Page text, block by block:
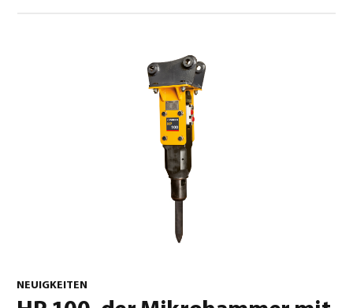
NEUIGKEITEN